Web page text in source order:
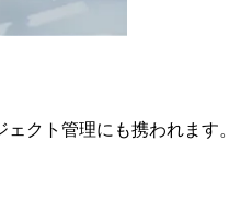
クト管理にも携われます。